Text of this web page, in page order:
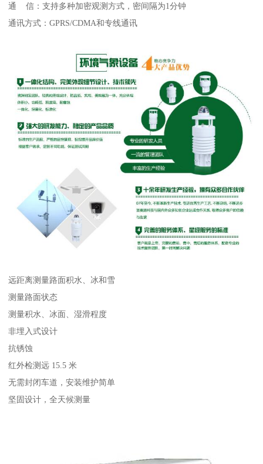
通 信：支持多种加密观测方式，密间隔为1分钟
通讯方式：GPRS/CDMA和专线通讯
远距离测量路面积水、冰和雪
测量路面状态
测量积水、冰面、湿滑程度
非埋入式设计
抗锈蚀
红外检测远 15.5 米
无需封闭车道，安装维护简单
坚固设计，全天候测量